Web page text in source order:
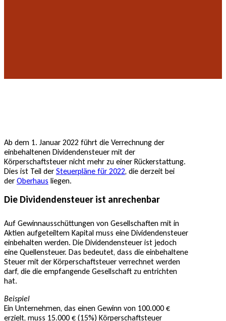
Ab dem 1. Januar 2022 führt die Verrechnung der
einbehaltenen Dividendensteuer mit der
Körperschaftsteuer nicht mehr zu einer Rückerstattung.
Dies ist Teil der Steuerpläne für 2022, die derzeit bei
der Oberhaus liegen.
Die Dividendensteuer ist anrechenbar
Auf Gewinnausschüttungen von Gesellschaften mit in
Aktien aufgeteiltem Kapital muss eine Dividendensteuer
einbehalten werden. Die Dividendensteuer ist jedoch
eine Quellensteuer. Das bedeutet, dass die einbehaltene
Steuer mit der Körperschaftsteuer verrechnet werden
darf, die die empfangende Gesellschaft zu entrichten
hat.
Beispiel
Ein Unternehmen, das einen Gewinn von 100.000 €
erzielt, muss 15.000 € (15%) Körperschaftsteuer